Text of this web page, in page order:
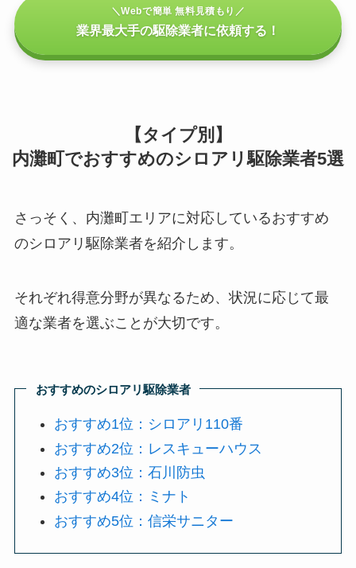
＼Webで簡単 無料見積もり／
業界最大手の駆除業者に依頼する！
【タイプ別】
内灘町でおすすめのシロアリ駆除業者5選
さっそく、内灘町エリアに対応しているおすすめ
のシロアリ駆除業者を紹介します。
それぞれ得意分野が異なるため、状況に応じて最
適な業者を選ぶことが大切です。
おすすめのシロアリ駆除業者
おすすめ1位：シロアリ110番
おすすめ2位：レスキューハウス
おすすめ3位：石川防虫
おすすめ4位：ミナト
おすすめ5位：信栄サニター